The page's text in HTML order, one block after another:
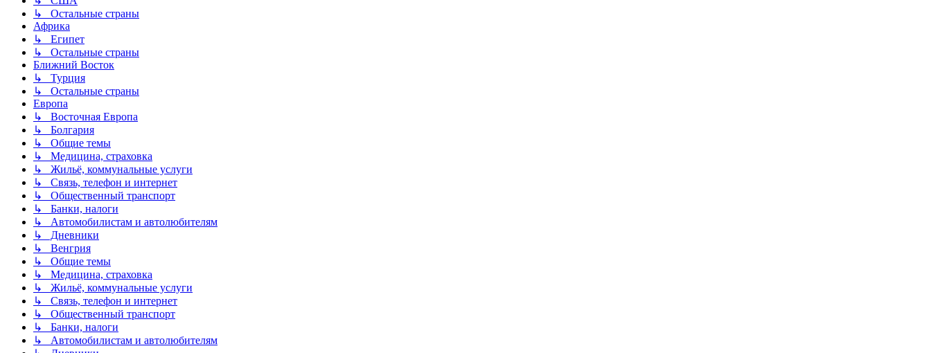
↳ Остальные страны
Африка
↳ Египет
↳ Остальные страны
Ближний Восток
↳ Турция
↳ Остальные страны
Европа
↳ Восточная Европа
↳ Болгария
↳ Общие темы
↳ Медицина, страховка
↳ Жильё, коммунальные услуги
↳ Связь, телефон и интернет
↳ Общественный транспорт
↳ Банки, налоги
↳ Автомобилистам и автолюбителям
↳ Дневники
↳ Венгрия
↳ Общие темы
↳ Медицина, страховка
↳ Жильё, коммунальные услуги
↳ Связь, телефон и интернет
↳ Общественный транспорт
↳ Банки, налоги
↳ Автомобилистам и автолюбителям